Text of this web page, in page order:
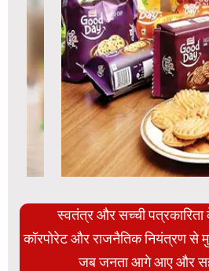
स्वतंत्र और सच्ची पत्रकारिता
कॉरपोरेट और राजनैतिक नियंत्रण से
जब जनता आगे आए और